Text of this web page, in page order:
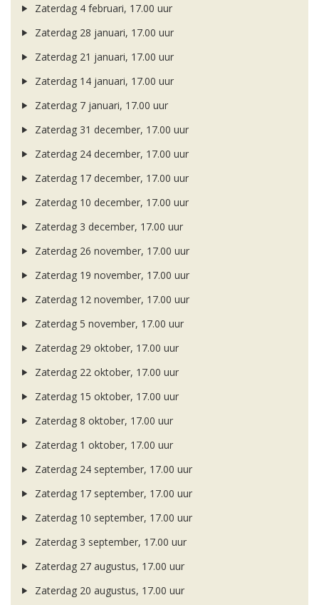
Zaterdag 4 februari, 17.00 uur
Zaterdag 28 januari, 17.00 uur
Zaterdag 21 januari, 17.00 uur
Zaterdag 14 januari, 17.00 uur
Zaterdag 7 januari, 17.00 uur
Zaterdag 31 december, 17.00 uur
Zaterdag 24 december, 17.00 uur
Zaterdag 17 december, 17.00 uur
Zaterdag 10 december, 17.00 uur
Zaterdag 3 december, 17.00 uur
Zaterdag 26 november, 17.00 uur
Zaterdag 19 november, 17.00 uur
Zaterdag 12 november, 17.00 uur
Zaterdag 5 november, 17.00 uur
Zaterdag 29 oktober, 17.00 uur
Zaterdag 22 oktober, 17.00 uur
Zaterdag 15 oktober, 17.00 uur
Zaterdag 8 oktober, 17.00 uur
Zaterdag 1 oktober, 17.00 uur
Zaterdag 24 september, 17.00 uur
Zaterdag 17 september, 17.00 uur
Zaterdag 10 september, 17.00 uur
Zaterdag 3 september, 17.00 uur
Zaterdag 27 augustus, 17.00 uur
Zaterdag 20 augustus, 17.00 uur